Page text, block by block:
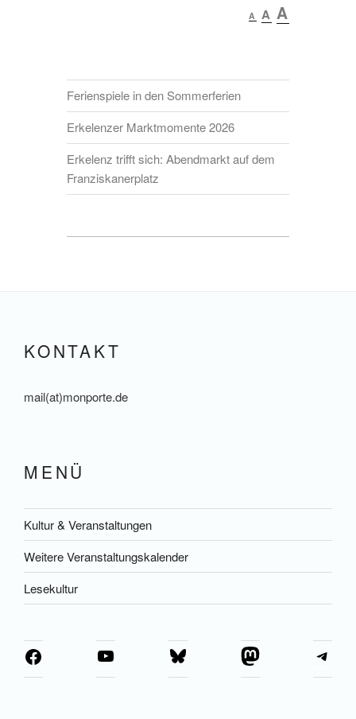
A
Decrease
A Reset
A
Ferienspiele in den Sommerferien
Erkelenzer Marktmomente 2026
Erkelenz trifft sich: Abendmarkt auf dem
Franziskanerplatz
KONTAKT
mail(at)monporte.de
MENÜ
Kultur & Veranstaltungen
Weitere Veranstaltungskalender
Lesekultur